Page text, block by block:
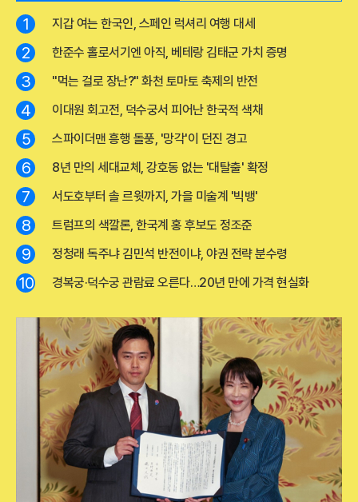
1 지갑 여는 한국인, 스페인 럭셔리 여행 대세
2 한준수 홀로서기엔 아직, 베테랑 김태군 가치 증명
3 "먹는 걸로 장난?" 화천 토마토 축제의 반전
4 이대원 회고전, 덕수궁서 피어난 한국적 색채
5 스파이더맨 흥행 돌풍, '망각'이 던진 경고
6 8년 만의 세대교체, 강호동 없는 '대탈출' 확정
7 서도호부터 솔 르윗까지, 가을 미술계 '빅뱅'
8 트럼프의 색깔론, 한국계 홍 후보도 정조준
9 정청래 독주냐 김민석 반전이냐, 야권 전략 분수령
10 경복궁·덕수궁 관람료 오른다…20년 만에 가격 현실화